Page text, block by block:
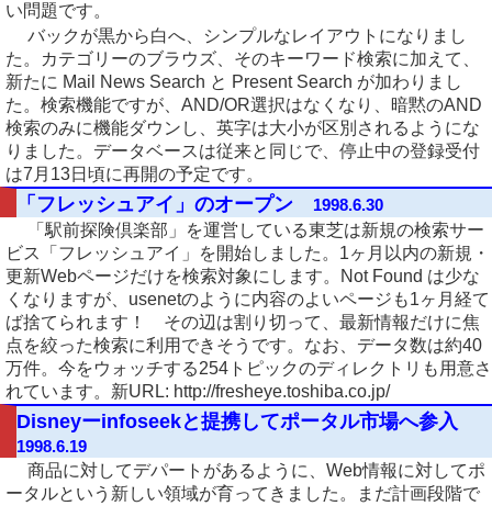
い問題です。
バックが黒から白へ、シンプルなレイアウトになりまし
た。カテゴリーのブラウズ、そのキーワード検索に加えて、
新たに Mail News Search と Present Search が加わりまし
た。検索機能ですが、AND/OR選択はなくなり、暗黙のAND
検索のみに機能ダウンし、英字は大小が区別されるようにな
りました。データベースは従来と同じで、停止中の登録受付
は7月13日頃に再開の予定です。
「フレッシュアイ」のオープン
1998.6.30
「駅前探険倶楽部」を運営している東芝は新規の検索サー
ビス「フレッシュアイ」を開始しました。1ヶ月以内の新規・
更新Webページだけを検索対象にします。Not Found は少な
くなりますが、usenetのように内容のよいページも1ヶ月経て
ば捨てられます！ その辺は割り切って、最新情報だけに焦
点を絞った検索に利用できそうです。なお、データ数は約40
万件。今をウォッチする254トピックのディレクトリも用意さ
れています。新URL: http://fresheye.toshiba.co.jp/
Disneyーinfoseekと提携してポータル市場へ参入
1998.6.19
商品に対してデパートがあるように、Web情報に対してポ
ータルという新しい領域が育ってきました。まだ計画段階で